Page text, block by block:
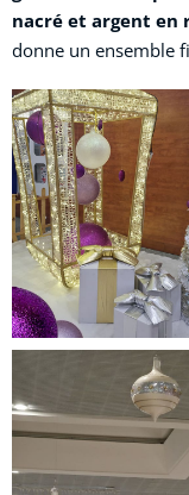
nacré et argent en
donne un ensemble